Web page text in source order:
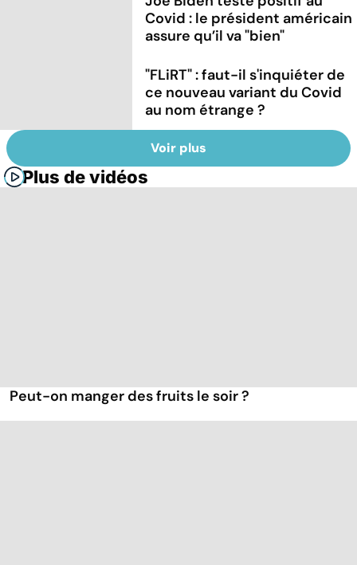
Covid : le président américain
assure qu’il va "bien"
"FLiRT" : faut-il s'inquiéter de
ce nouveau variant du Covid
au nom étrange ?
Voir plus
Plus de vidéos
Peut-on manger des fruits le soir ?